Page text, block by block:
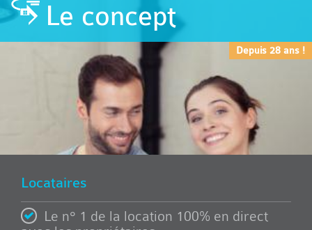
Le concept
Depuis 28 ans !
Locataires
Le n° 1 de la location 100% en direct